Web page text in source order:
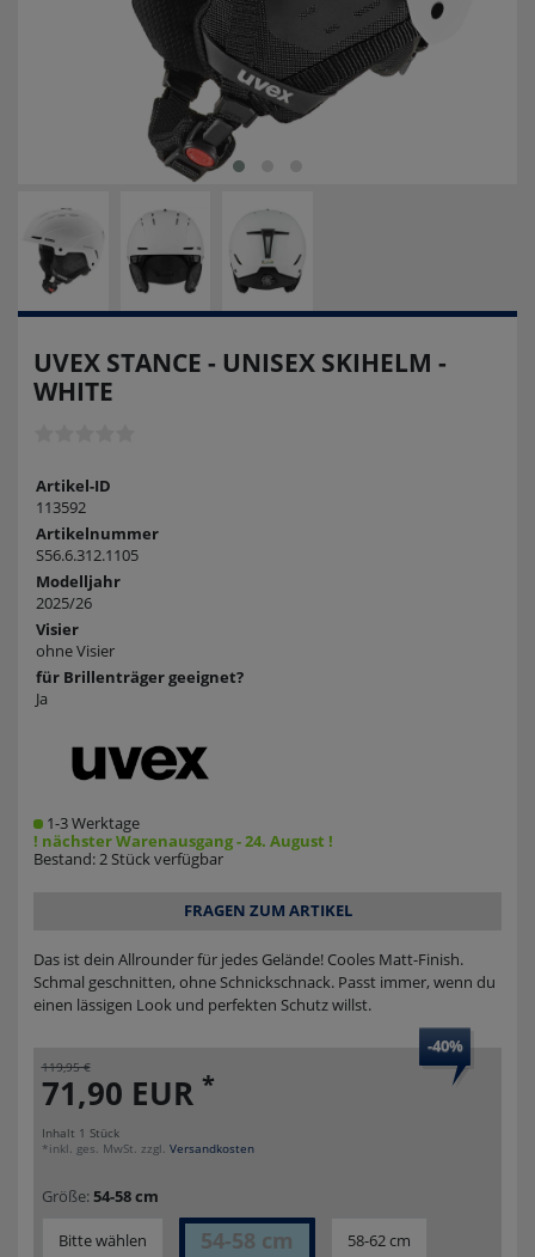
UVEX STANCE - UNISEX SKIHELM -
WHITE
Artikel-ID
113592
Artikelnummer
S56.6.312.1105
Modelljahr
2025/26
Visier
ohne Visier
für Brillenträger geeignet?
Ja
1-3 Werktage
! nächster Warenausgang - 24. August !
Bestand: 2 Stück verfügbar
FRAGEN ZUM ARTIKEL
Das ist dein Allrounder für jedes Gelände! Cooles Matt-Finish.
Schmal geschnitten, ohne Schnickschnack. Passt immer, wenn du
einen lässigen Look und perfekten Schutz willst.
-40%
119,95 €
71,90 EUR *
Inhalt 1 Stück
*inkl. ges. MwSt. zzgl. Versandkosten
Größe:54-58 cm
Bitte wählen 54-58 cm 58-62 cm